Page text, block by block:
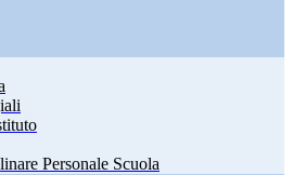
Personale Scuola